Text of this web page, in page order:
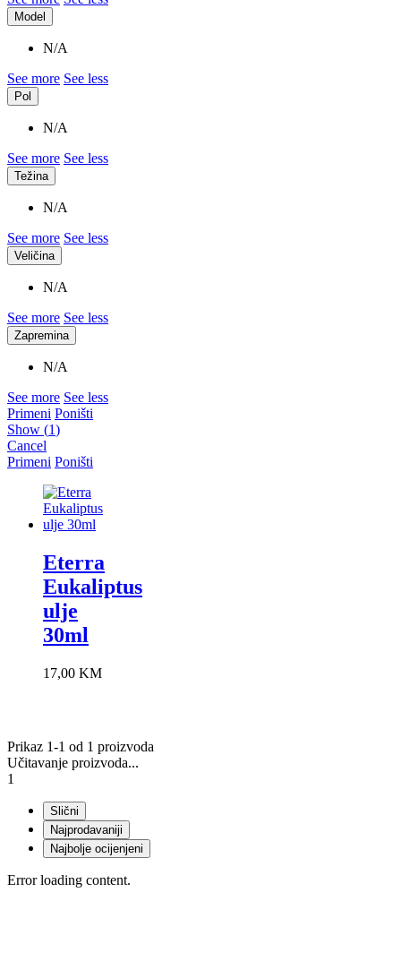
Model
N/A
See more See less
Pol
N/A
See more See less
Težina
N/A
See more See less
Veličina
N/A
See more See less
Zapremina
N/A
See more See less
Primeni Poništi
Show (1)
Cancel
Primeni Poništi
Eterra
Eukaliptus
ulje
30ml
17,00 KM
Prikaz 1-1 od 1 proizvoda
Učitavanje proizvoda...
1
Slični
Najprodavaniji
Najbolje ocijenjeni
Error loading content.